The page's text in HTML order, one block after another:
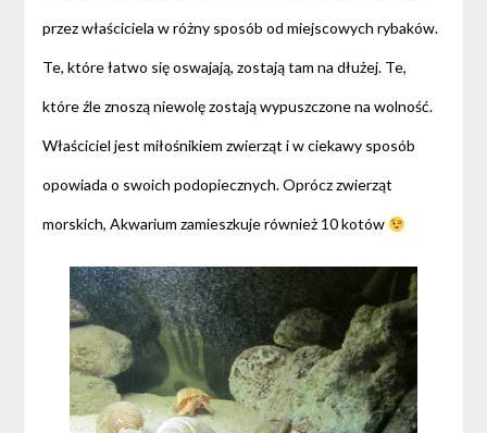
przez właściciela w różny sposób od miejscowych rybaków.
Te, które łatwo się oswajają, zostają tam na dłużej. Te,
które źle znoszą niewolę zostają wypuszczone na wolność.
Właściciel jest miłośnikiem zwierząt i w ciekawy sposób
opowiada o swoich podopiecznych. Oprócz zwierząt
morskich, Akwarium zamieszkuje również 10 kotów